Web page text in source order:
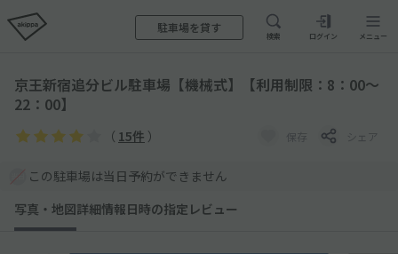
駐車場を貸す
検索 ログイン メニュー
京王新宿追分ビル駐車場【機械式】【利用制限：8：00～
22：00】
（ 15件 ） 保存 シェア
この駐車場は当日予約ができません
写真・地図詳細情報日時の指定 レビュー